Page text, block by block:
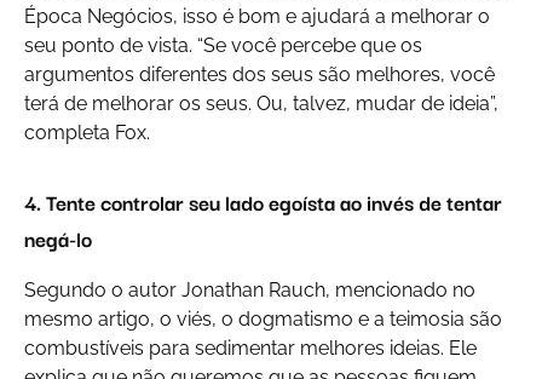
Época Negócios, isso é bom e ajudará a melhorar o
seu ponto de vista. “Se você percebe que os
argumentos diferentes dos seus são melhores, você
terá de melhorar os seus. Ou, talvez, mudar de ideia”,
completa Fox.
4. Tente controlar seu lado egoísta ao invés de tentar
negá-lo
Segundo o autor Jonathan Rauch, mencionado no
mesmo artigo, o viés, o dogmatismo e a teimosia são
combustíveis para sedimentar melhores ideias. Ele